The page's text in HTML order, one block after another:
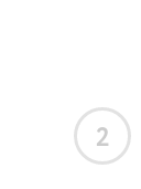
2